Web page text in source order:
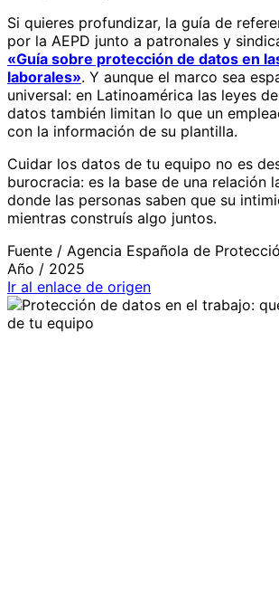
Si quieres profundizar, la guía de
por la AEPD junto a patronales y
«Guía sobre protección de datos en
laborales». Y aunque el marco sea
universal: en Latinoamérica las leyes
datos también limitan lo que un
con la información de su plantilla.
Cuidar los datos de tu equipo no es
burocracia: es la base de una relación
donde las personas saben que su
mientras construís algo juntos.
Fuente / Agencia Española de
Año / 2025
Ir al enlace de origen